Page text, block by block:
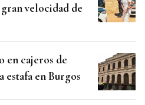
velocidad de
en cajeros de
estafa en Burgos